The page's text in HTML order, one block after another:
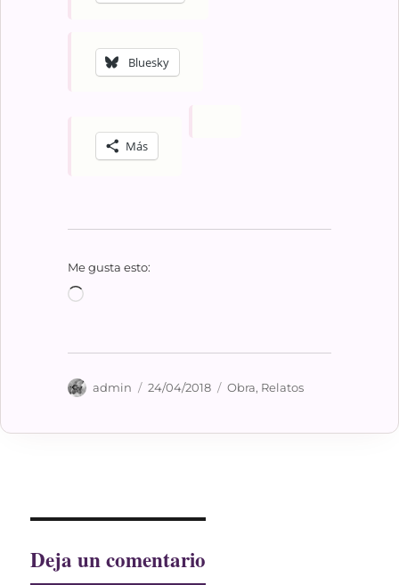
Bluesky
Más
Me gusta esto:
Cargando...
Autor
admin
Publicado
24/04/2018 Categorías
Obra, Relatos
Deja un comentario